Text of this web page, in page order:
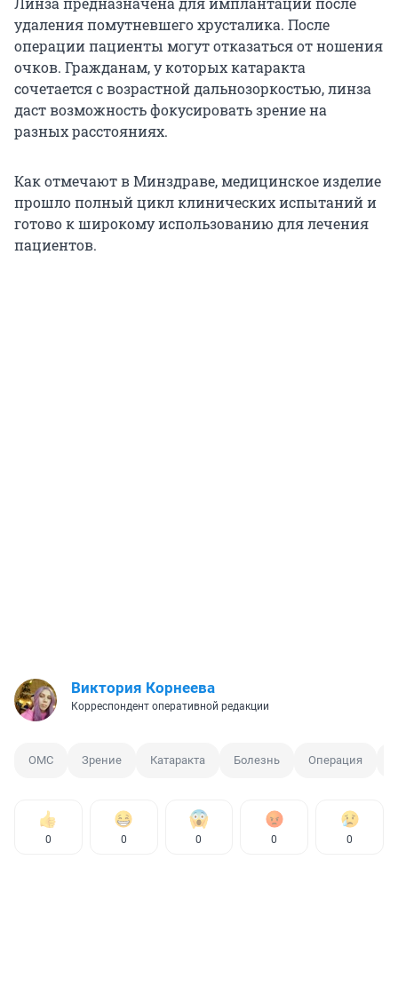
удаления помутневшего хрусталика. После
операции пациенты могут отказаться от ношения
очков. Гражданам, у которых катаракта
сочетается с возрастной дальнозоркостью, линза
даст возможность фокусировать зрение на
разных расстояниях.
Как отмечают в Минздраве, медицинское изделие
прошло полный цикл клинических испытаний и
готово к широкому использованию для лечения
пациентов.
Виктория Корнеева
Корреспондент оперативной редакции
ОМС Зрение Катаракта Болезнь Операция
0 0 0 0 0